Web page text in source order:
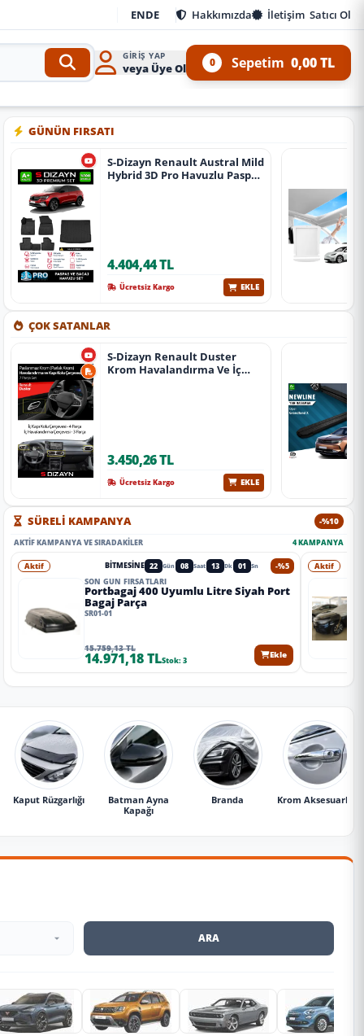
ENDE Hakkımızda İletişim Satıcı Ol
GIRIŞ YAP
veya Üye Ol 0 Sepetim 0,00 TL
GÜNÜN FIRSATI
S-Dizayn Renault Austral Mild
Hybrid 3D Pro Havuzlu Paspas
4.404,44 TL
Ücretsiz Kargo EKLE
ÇOK SATANLAR
S-Dizayn Renault Duster
Krom Havalandırma Ve İç
3.450,26 TL
Ücretsiz Kargo EKLE
SÜRELİ KAMPANYA -%10
AKTIF KAMPANYA VE SIRADAKILER 4 KAMPANYA
-%5
Aktif BITMESINE 22 Gün 08 Saat 12 Dk 59 Sn
SON GÜN FIRSATLARI
Portbagaj 400 Uyumlu Litre Siyah Port
Bagaj Parça
SR01-01
15.759,13 TL
14.971,18 TLStok: 3
Ekle
Aktif
Kaput Rüzgarlığı
Batman Ayna
Kapağı
Branda Krom Aksesuarlar
ARA